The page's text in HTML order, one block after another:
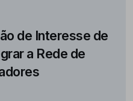
de Interesse de
a Rede de